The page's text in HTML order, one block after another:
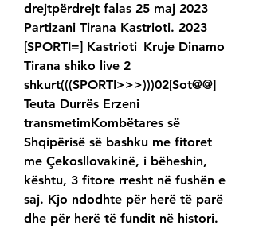
drejtpërdrejt falas 25 maj 2023
Partizani Tirana Kastrioti. 2023
[SPORTI=] Kastrioti_Kruje Dinamo
Tirana shiko live 2
shkurt(((SPORTI>>>)))02[Sot@@]
Teuta Durrës Erzeni
transmetimKombëtares së
Shqipërisë së bashku me fitoret
me Çekosllovakinë, i bëheshin,
kështu, 3 fitore rresht në fushën e
saj. Kjo ndodhte për herë të parë
dhe për herë të fundit në histori.